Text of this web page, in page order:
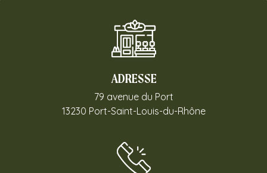
ADRESSE
79 avenue du Port
13230 Port-Saint-Louis-du-Rhône